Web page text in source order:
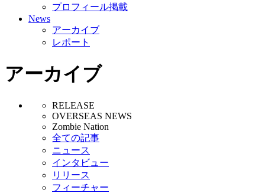
プロフィール掲載
News
アーカイブ
レポート
アーカイブ
RELEASE
OVERSEAS NEWS
Zombie Nation
全ての記事
ニュース
インタビュー
リリース
フィーチャー